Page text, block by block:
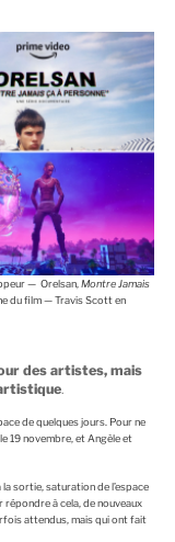
— Orelsan, Montre Jamais
du film — Travis Scott en
des artistes, mais
.
de quelques jours. Pour ne
19 novembre, et Angèle et
sortie, saturation de l’espace
à cela, de nouveaux
attendus, mais qui ont fait